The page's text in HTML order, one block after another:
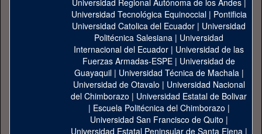
Universidad Regional Autónoma de los Andes|
Universidad Tecnológica Equinoccial| Pontificia
Universidad Catolica del Ecuador | Universidad
Politécnica Salesiana | Universidad
Internacional del Ecuador | Universidad de las
Fuerzas Armadas-ESPE | Universidad de
Guayaquil| Universidad Técnica de Machala|
Universidad de Otavalo | Universidad Nacional
del Chimborazo | Universidad Estatal de Bolivar
| Escuela Politécnica del Chimborazo |
Universidad San Francisco de Quito |
Universidad Estatal Peninsular de Santa Elena |